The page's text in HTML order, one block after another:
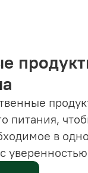
питания,
в
уверенностью
и
и готовых
и